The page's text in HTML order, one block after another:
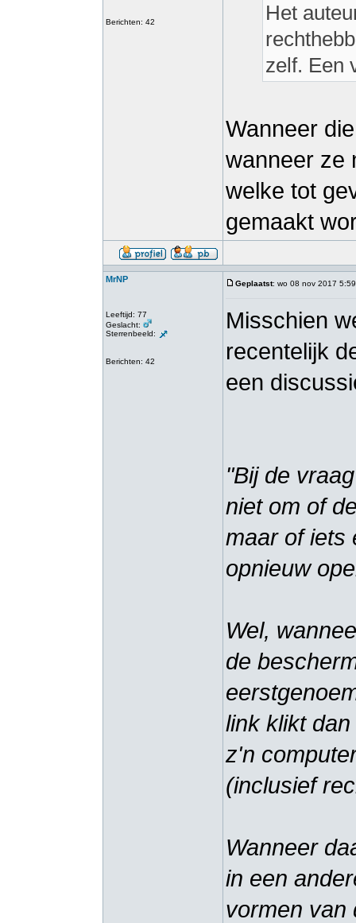
Berichten: 42
Het
zelf. Een
Wanneer
wanneer ze
welke tot
gemaakt
MrNP
Leeftijd: 77
Geslacht:
Sterrenbeeld:
Berichten: 42
Geplaatst: wo 08 nov 2017 5:59
Misschien
recentelijk
een
"Bij de
niet om of
maar of iets
opnieuw
Wel,
de
link klikt
z'n
(inclusief
Wanneer
in een
vormen van